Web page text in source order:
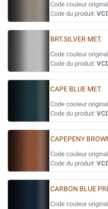
Code couleur
Code du produit:
BRT.SILVER MET.
Code couleur
Code du produit:
CAPE BLUE MET.
Code couleur
Code du produit:
CAPEPENY
Code couleur
Code du produit:
CARBON BLUE
Code couleur